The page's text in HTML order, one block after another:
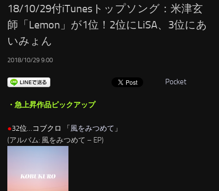
RSS
LINKS
18/10/29付iTunesトップソング：米津玄
師「Lemon」が1位！2位にLiSA、3位にあ
いみょん
2018/10/29 9:00
Pocket
・急上昇作品ピックアップ
●32位…コブクロ 「風をみつめて 」
(アルバム: 風をみつめて – EP)